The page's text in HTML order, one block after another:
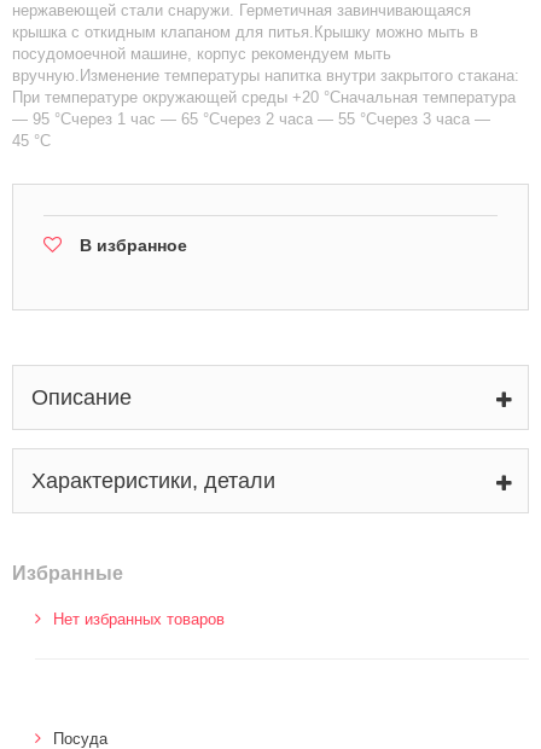
нержавеющей стали снаружи. Герметичная завинчивающаяся
крышка с откидным клапаном для питья.Крышку можно мыть в
посудомоечной машине, корпус рекомендуем мыть
вручную.Изменение температуры напитка внутри закрытого стакана:
При температуре окружающей среды +20 °Сначальная температура
— 95 °Счерез 1 час — 65 °Счерез 2 часа — 55 °Счерез 3 часа —
45 °С
В избранное
Описание
Характеристики, детали
Избранные
Нет избранных товаров
Посуда